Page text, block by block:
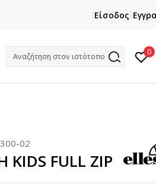
-10% με την πρώτη σας αγορά!
Είσοδος
Αναζήτηση στον ιστότοπο 0
02
KIDS FULL ZIP